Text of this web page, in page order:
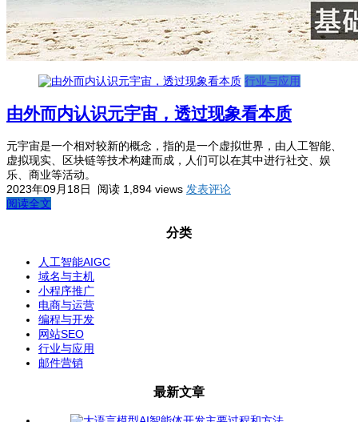
行业与应用
由外而内认识元宇宙，透过现象看本质
元宇宙是一个相对较新的概念，指的是一个虚拟世界，由人工智能、
虚拟现实、区块链等技术构建而成，人们可以在其中进行社交、娱
乐、商业等活动。
2023年09月18日
阅读 1,894 views 发表评论
阅读全文
分类
人工智能AIGC
域名与主机
小程序推广
电商与运营
编程与开发
网站SEO
行业与应用
邮件营销
最新文章